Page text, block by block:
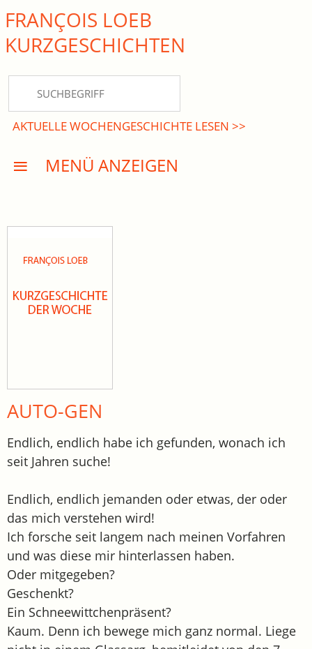
close Submenü
KURZGESCHICHTEN
DREISATZROMANE
PRESSE
FRANÇOIS LOEB
KURZ­GESCHICHTEN
AKTUELLE WOCHENGESCHICHTE LESEN >>
MENÜ ANZEIGEN
AUTO-GEN
Endlich, endlich habe ich gefunden, wonach ich
seit Jahren suche!
Endlich, endlich jemanden oder etwas, der oder
das mich verstehen wird!
Ich forsche seit langem nach meinen Vorfahren
und was diese mir hinterlassen haben.
Oder mitgegeben?
Geschenkt?
Ein Schneewittchenpräsent?
Kaum. Denn ich bewege mich ganz normal. Liege